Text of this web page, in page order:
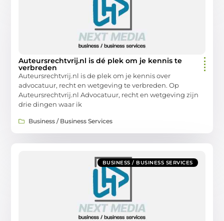
Auteursrechtvrij.nl is dé plek om je kennis te
verbreden
Auteursrechtvrij.nl is de plek om je kennis over
advocatuur, recht en wetgeving te verbreden. Op
Auteursrechtvrij.nl Advocatuur, recht en wetgeving zijn
drie dingen waar ik
Business / Business Services
BUSINESS / BUSINESS SERVICES